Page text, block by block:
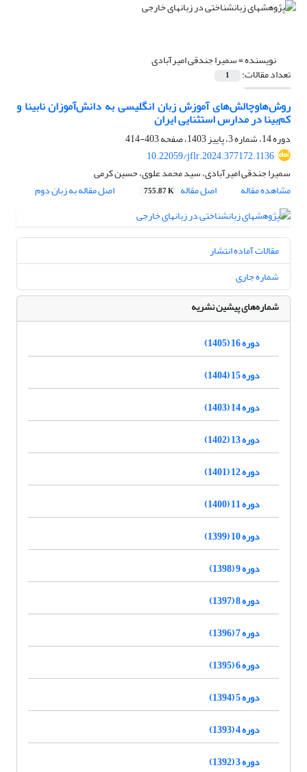
نویسنده =سمیرا جندقی امیرآبادی
تعداد مقالات: 1
روش‌هاوچالش‌های آموزش زبان انگلیسی به دانش‌آموزان نابینا و
کم‌بینا در مدارس استثنایی ایران
دوره 14، شماره 3، پاییز 1403، صفحه
403-414
10.22059/jflr.2024.377172.1136
سمیرا جندقی امیرآبادی، سید محمد علوی، حسین کرمی
مشاهده مقاله
اصل مقاله 755.87 K اصل مقاله به زبان دوم
مقالات آماده انتشار
شماره جاری
شماره‌های پیشین نشریه
دوره 16 (1405)
دوره 15 (1404)
دوره 14 (1403)
دوره 13 (1402)
دوره 12 (1401)
دوره 11 (1400)
دوره 10 (1399)
دوره 9 (1398)
دوره 8 (1397)
دوره 7 (1396)
دوره 6 (1395)
دوره 5 (1394)
دوره 4 (1393)
دوره 3 (1392)